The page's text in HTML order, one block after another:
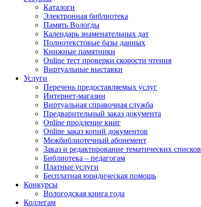
Каталоги
Электронная библиотека
Память Вологды
Календарь знаменательных дат
Полнотекстовые базы данных
Книжные памятники
Online тест проверки скорости чтения
Виртуальные выставки
Услуги
Перечень предоставляемых услуг
Интернет-магазин
Виртуальная справочная служба
Предварительный заказ документа
Online продление книг
Online заказ копий документов
Межбиблиотечный абонемент
Заказ и редактирование тематических списков
Библиотека – педагогам
Платные услуги
Бесплатная юридическая помощь
Конкурсы
Вологодская книга года
Коллегам